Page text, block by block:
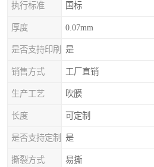
执行标准 国标
厚度 0.07mm
是否支持印刷 是
销售方式 工厂直销
生产工艺 吹膜
长度 可定制
是否支持定制 是
撕裂方式 易撕